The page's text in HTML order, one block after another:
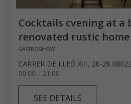
Cocktails cvening at a
renovated rustic home
GASTROSHOW
CARRER DE LLEÓ XIII, 20-28
00:00 - 21:00
SEE DETAILS